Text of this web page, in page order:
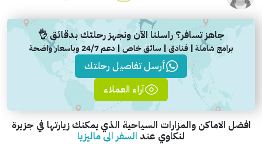
جاهز تسافر؟ راسلنا الآن ونجهز رحلتك بدقائق 👌
برامج شاملة | فنادق | سائق خاص | دعم 24/7 وباسعار واضحة
أرسل تفاصيل رحلتك
آراء العملاء
افضل الاماكن والمزارات السياحية الذي يمكنك زيارتها في جزيرة
لنكاوي عند السفر الى ماليزيا